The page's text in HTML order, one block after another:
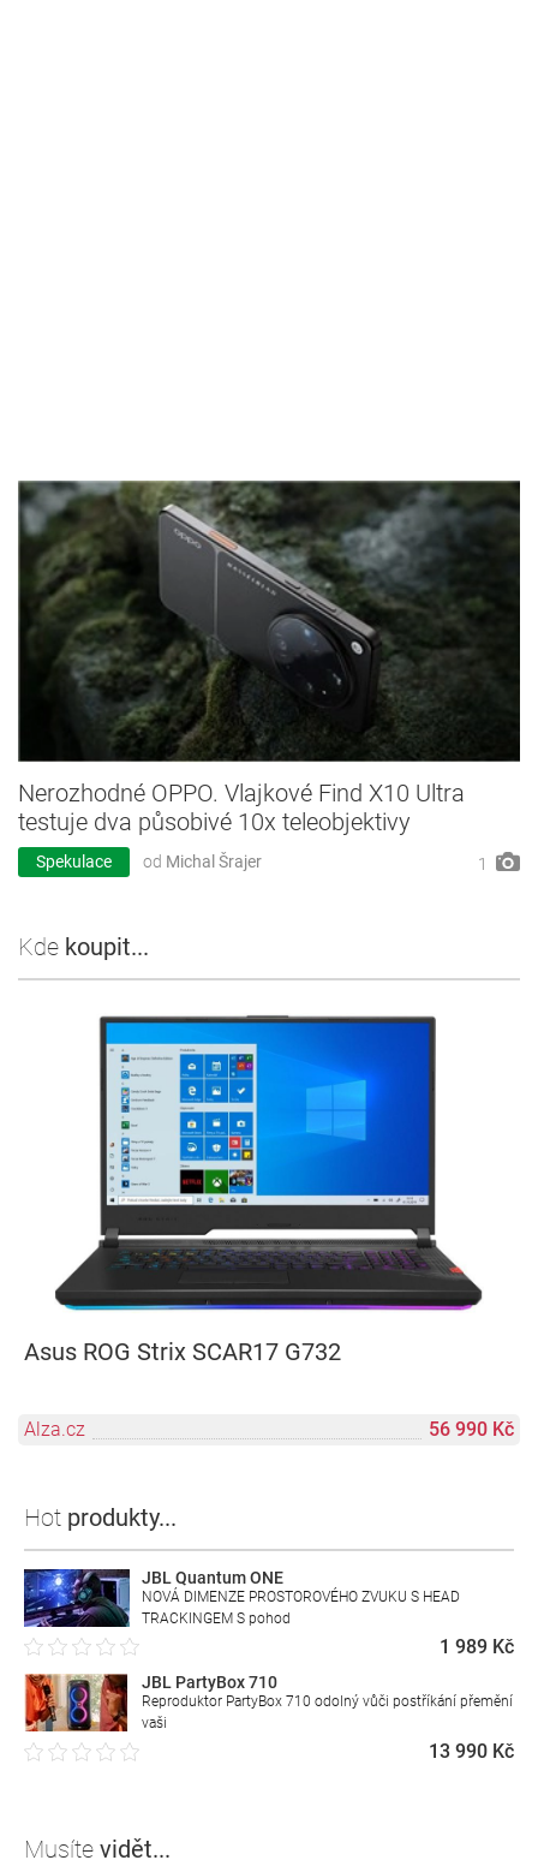
Nerozhodné OPPO. Vlajkové Find X10 Ultra
testuje dva působivé 10x teleobjektivy
Spekulace od Michal Šrajer 1
Kde koupit...
Asus ROG Strix SCAR17 G732
Alza.cz 56 990 Kč
Hot produkty...
JBL Quantum ONE
NOVÁ DIMENZE PROSTOROVÉHO ZVUKU S HEAD
TRACKINGEM S pohod
1 989 Kč
JBL PartyBox 710
Reproduktor PartyBox 710 odolný vůči postříkání přemění
vaši
13 990 Kč
Musíte vidět...